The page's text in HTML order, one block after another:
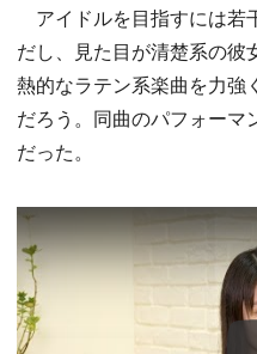
アイドルを目指すには若
だし、見た目が清楚系の彼
熱的なラテン系楽曲を力強
だろう。同曲のパフォーマ
だった。